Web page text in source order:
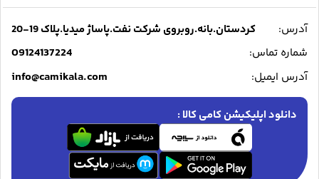
آدرس:
کردستان.بانه.روبروی شرکت نفت.پاساژ میدیا.پلاک 19-20
شماره تماس:
09124137224
آدرس ایمیل: info@camikala.com
دانلود اپلیکیشن کامی کالا :